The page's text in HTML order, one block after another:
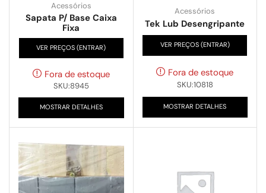
Acessórios
Sapata P/ Base Caixa
Fixa
VER PREÇOS (ENTRAR)
Fora de estoque
SKU:8945
MOSTRAR DETALHES
Acessórios
Tek Lub Desengripante
VER PREÇOS (ENTRAR)
Fora de estoque
SKU:10818
MOSTRAR DETALHES